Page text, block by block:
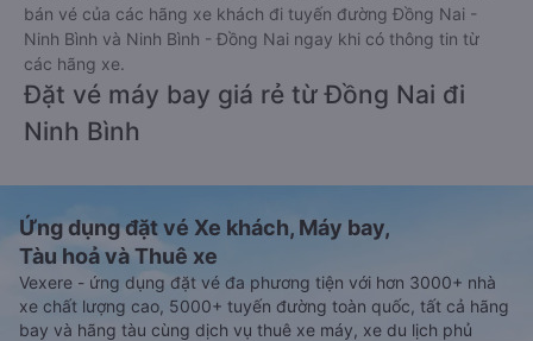
bán vé của các hãng xe khách đi tuyến đường Đồng Nai -
Ninh Bình và Ninh Bình - Đồng Nai ngay khi có thông tin từ
các hãng xe.
Đặt vé máy bay giá rẻ từ Đồng Nai đi
Ninh Bình
Ứng dụng đặt vé Xe khách, Máy bay,
Tàu hoả và Thuê xe
Vexere - ứng dụng đặt vé đa phương tiện với hơn 3000+ nhà
xe chất lượng cao, 5000+ tuyến đường toàn quốc, tất cả hãng
bay và hãng tàu cùng dịch vụ thuê xe máy, xe du lịch phủ